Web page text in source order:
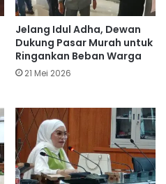
Jelang Idul Adha, Dewan
Dukung Pasar Murah untuk
Ringankan Beban Warga
21 Mei 2026